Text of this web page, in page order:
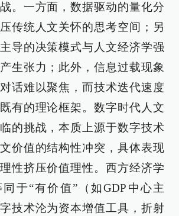
。一方面，数据驱动的量化分
传统人文关怀的思考空间；另
导的决策模式与人文经济学强
生张力；此外，信息过载现象
话难以聚焦，而技术迭代速度
有的理论框架。数字时代人文
的挑战，本质上源于数字技术
价值的结构性冲突，具体表现
性挤压价值理性。西方经济学
于“有价值”（如GDP中心主
技术沦为资本增值工具，折射